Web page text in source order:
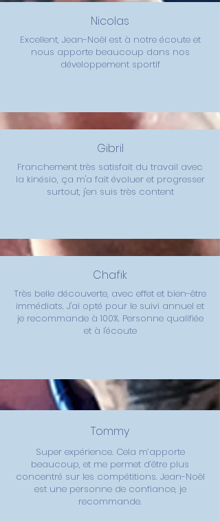
Nicolas
Excellent, Jean-Noël est à notre écoute et
nous apporte beaucoup dans nos
développement sportif
Gibril
Franchement très satisfait du travail avec
la kinésio, ça m'a fait évoluer et progresser
surtout, j'en suis très content
Chafik
Très belle découverte, avec effet et bien-être
immédiats. J'ai opté pour le suivi annuel et
je recommande à 100%. Personne qualifiée
et à l'écoute
Tommy
Super expérience. Cela m’apporte
beaucoup, et me permet d’être plus
concentré sur les compétitions. Jean-Noël
est une personne de confiance, je
recommande.